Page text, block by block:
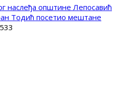
Тодић посетио мештане